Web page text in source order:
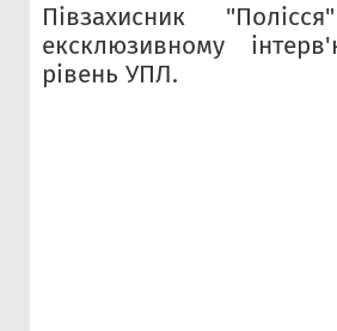
Півзахисник
ексклюзивному
рівень УПЛ.